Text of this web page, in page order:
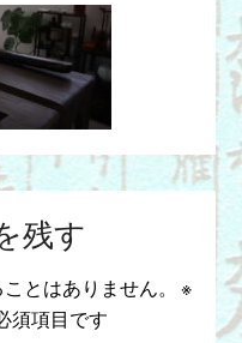
残す
とはありません。
※
須項目です